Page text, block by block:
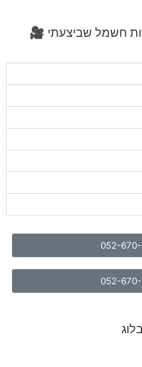
חשמל שביצעתי 🎥
052-
052-